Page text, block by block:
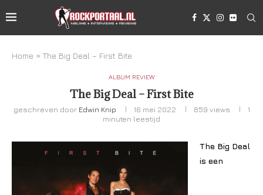
Home » The Big Deal – First Bite
ALBUM REVIEW
The Big Deal – First Bite
geschreven door Edwin Knip 16 mei 2022 859 views
1
minuten leestijd
The Big Deal
is een